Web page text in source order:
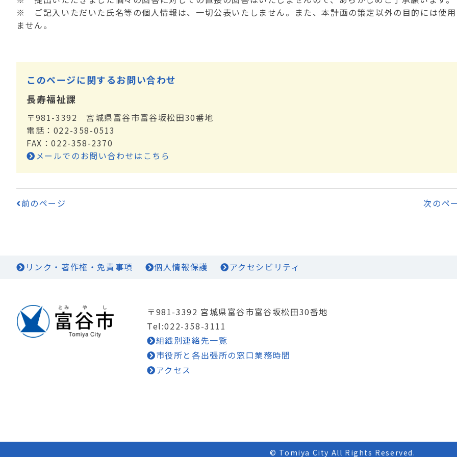
※ ご記入いただいた氏名等の個人情報は、一切公表いたしません。また、本計画の策定以外の目的には使
ません。
このページに関するお問い合わせ
長寿福祉課
〒981-3392 宮城県富谷市富谷坂松田30番地
電話：022-358-0513
FAX：022-358-2370
メールでのお問い合わせはこちら
前のページ 次のペ
リンク・著作権・免責事項 個人情報保護 アクセシビリティ
〒981-3392 宮城県富谷市富谷坂松田30番地
Tel:022-358-3111
組織別連絡先一覧
市役所と各出張所の窓口業務時間
アクセス
© Tomiya City All Rights Reserved.